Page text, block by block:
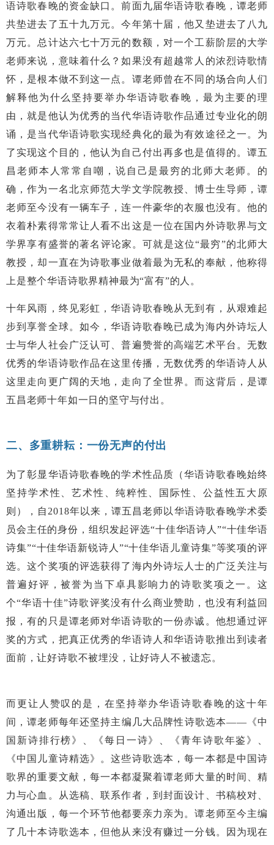
语诗歌春晚的资金缺口。前面九届华语诗歌春晚，谭老师
共垫进去了五十九万元。今年第十届，他又垫进去了八九
万元。总计达六七十万元的数额，对一个工薪阶层的大学
老师来说，意味着什么？如果没有超越常人的浓烈诗歌情
怀，是根本做不到这一点。谭老师曾在不同的场合向人们
解释他为什么坚持要举办华语诗歌春晚，最为主要的理
由，就是他认为优秀的当代华语诗歌作品通过专业化的朗
诵，是当代华语诗歌实现经典化的最为有效途径之一。为
了实现这个目的，他认为自己付出再多也是值得的。谭五
昌老师本人常常自嘲，说自己是最穷的北师大老师。的
确，作为一名北京师范大学文学院教授、博士生导师，谭
老师至今没有一辆车子，连一件豪华的衣服也没有。他的
衣着朴素得常常让人看不出这是一位在国内外诗歌界与文
学界享有盛誉的著名评论家。可就是这位“最穷”的北师大
教授，却一直在为诗歌事业做着最为无私的奉献，他称得
上是整个华语诗歌界精神最为“富有”的人。
十年风雨，终见彩虹，华语诗歌春晚从无到有，从艰难起
步到享誉全球。如今，华语诗歌春晚已成为海内外诗坛人
士与华人社会广泛认可、普遍赞誉的高端艺术平台。无数
优秀的华语诗歌作品在这里传播，无数优秀的华语诗人从
这里走向更广阔的天地，走向了全世界。而这背后，是谭
五昌老师十年如一日的坚守与付出。
二、多重耕耘：一份无声的付出
为了彰显华语诗歌春晚的学术性品质（华语诗歌春晚始终
坚持学术性、艺术性、纯粹性、国际性、公益性五大原
则），自2018年以来，谭五昌老师以华语诗歌春晚学术委
员会主任的身份，组织发起评选“十佳华语诗人”“十佳华语
诗集”“十佳华语新锐诗人”“十佳华语儿童诗集”等奖项的评
选。这个奖项的评选获得了海内外诗坛人士的广泛关注与
普遍好评，被誉为当下卓具影响力的诗歌奖项之一。这
个“华语十佳”诗歌评奖没有什么商业赞助，也没有利益回
报，有的只是谭老师对华语诗歌的一份赤诚。他想通过评
奖的方式，把真正优秀的华语诗人和华语诗歌推出到读者
面前，让好诗歌不被埋没，让好诗人不被遗忘。
而更让人赞叹的是，在坚持举办华语诗歌春晚的这十年
间，谭老师每年还坚持主编几大品牌性诗歌选本——《中
国新诗排行榜》、《每日一诗》、《青年诗歌年鉴》、
《中国儿童诗精选》。这些诗歌选本，每一本都是中国诗
歌界的重要文献，每一本都凝聚着谭老师大量的时间、精
力与心血。从选稿、联系作者，到封面设计、书稿校对、
沟通出版，每一个环节他都要亲力亲为。谭老师至今主编
了几十本诗歌选本，但他从来没有赚过一分钱。因为现在